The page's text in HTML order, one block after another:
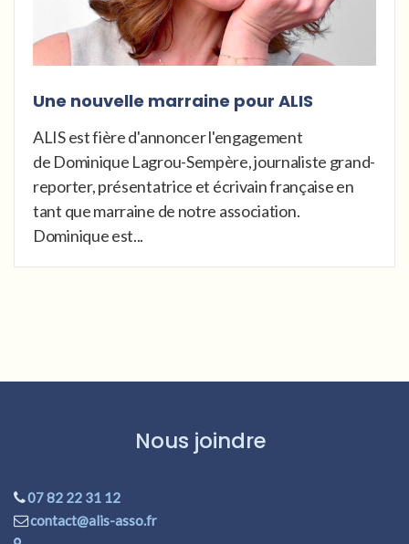
Une nouvelle marraine pour ALIS
ALIS est fière d'annoncer l'engagement
de Dominique Lagrou-Sempère, journaliste grand-
reporter, présentatrice et écrivain française en
tant que marraine de notre association.
Dominique est...
Nous joindre
07 82 22 31 12
contact@alis-asso.fr